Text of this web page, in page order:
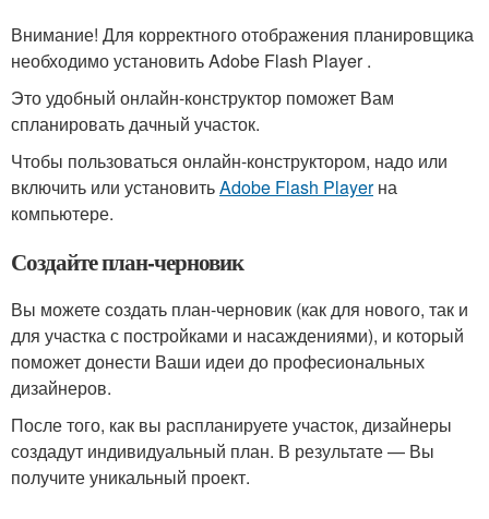
Внимание! Для корректного отображения планировщика
необходимо установить Adobe Flash Player .
Это удобный онлайн-конструктор поможет Вам
спланировать дачный участок.
Чтобы пользоваться онлайн-конструктором, надо или
включить или установитьAdobe Flash Playerна
компьютере.
Создайте план-черновик
Вы можете создать план-черновик (как для нового, так и
для участка с постройками и насаждениями), и который
поможет донести Ваши идеи до професиональных
дизайнеров.
После того, как вы распланируете участок, дизайнеры
создадут индивидуальный план. В результате — Вы
получите уникальный проект.